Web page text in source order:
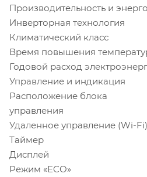
Производительность и
Инверторная технология
Климатический класс
Время повышения
Годовой расход
Управление и индикация
Расположение блока
управления
Удаленное управление (Wi-Fi)
Таймер
Дисплей
Режим «ECO»